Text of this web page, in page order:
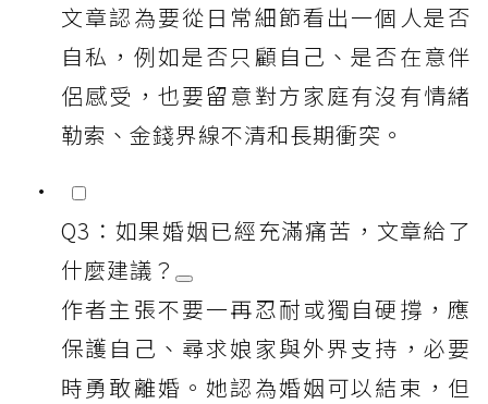
文章認為要從日常細節看出一個人是否
自私，例如是否只顧自己、是否在意伴
侶感受，也要留意對方家庭有沒有情緒
勒索、金錢界線不清和長期衝突。
Q3：如果婚姻已經充滿痛苦，文章給了
什麼建議？
作者主張不要一再忍耐或獨自硬撐，應
保護自己、尋求娘家與外界支持，必要
時勇敢離婚。她認為婚姻可以結束，但